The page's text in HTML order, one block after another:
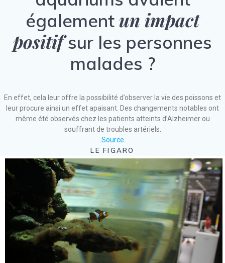
également un impact
positifsur les personnes
malades ?
En effet, cela leur offre la possibilité d’observer la vie des poissons et
leur procure ainsi un effet apaisant. Des changements notables ont
même été observés chez les patients atteints d’Alzheimer ou
souffrant de troubles artériels.
Source
LE FIGARO